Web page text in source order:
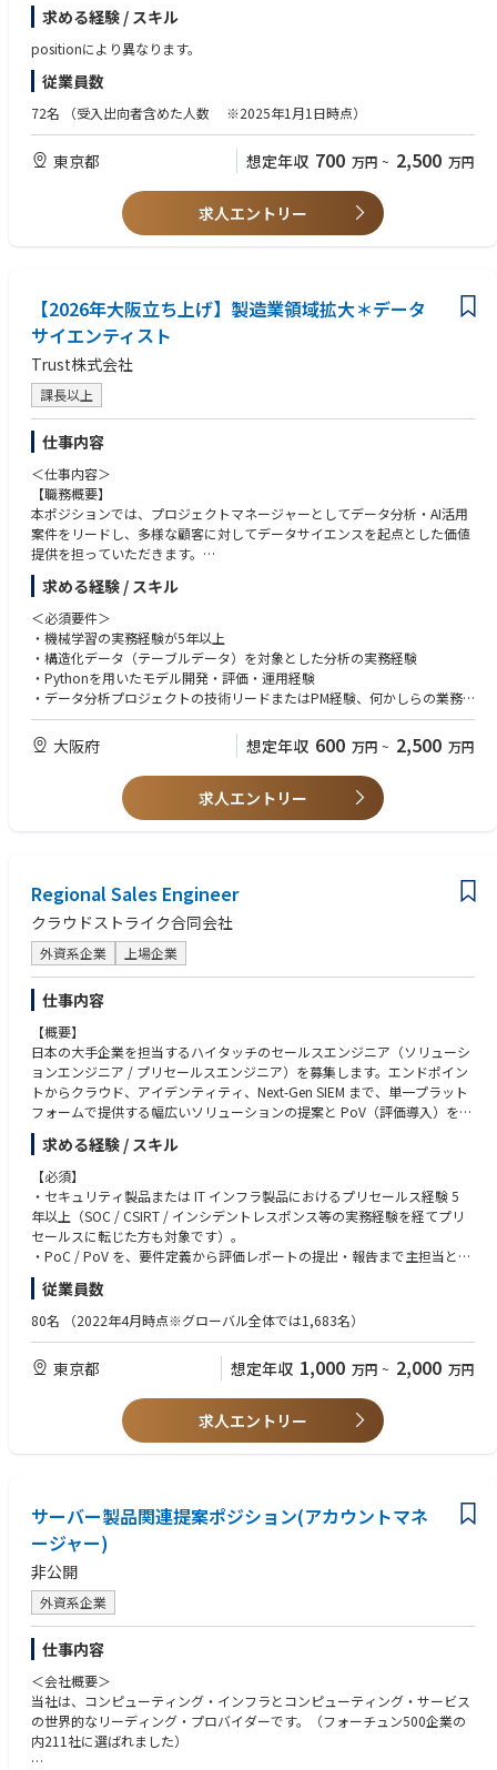
生成AIコンサル（スタッフ） https://hrmos.co/pages/gen-ax/jobs/002-
011
■募集背景
現在コンサル組織5名
取引先の大手クライアント30社超え、外部委託サービスを利用しながら進
めているので、一緒にクライアントの課題解決をしていただける方を採用
元外資大手戦略コンサル：ＡＩの専門性を身に着けたい、組織立ち上げを
元BIG4シニアマネージャー：AIをやりたい、デロイトで新しいテクノロジ
ー領域メタバースもやっていた、
元大手外資総合系コンサルファーム若手：コンサルのPOCどまりが多く、
最後までプロダクトを提供していきたい
インタビュー記事：https://note.com/gen_ax/n/nd30155c9a953
【ABOUT US】https://www.gen-ax.co.jp/aboutus/
自立に自律を融合し、次の“流れ”を生成する ー
Gen-AX（ジェナックス）は、コンタクトセンターの複雑な実務と課題を深
く理解し、自律型AIオペレーターを起点に顧客の課題を解決する変革者集
団です。
単なるSaaS提供ベンダーとしてではなく各領域において、実装で価値を出
し切るプロフェッショナルが、AI時代に適合したBPR戦略やロードマップ
の策定、データモデルの設計までを一気通貫で支援します。
さらにソフトバンクのグループの事業フィールドと技術アセットも活用
し、理論ではなく「現場で価値を生み出すAI」を広く社会へ展開すること
で、すべてのカスタマーサービスのあり方を”革新”します。
■Gen-AX株式会社 カンパニーデック
https://speakerdeck.com/genax/gen-ax-gen-axzhu-shi-hui-she-kanpanid
etuku
■自律思考型AIで業務改革を支援する「Gen-AX」とは。砂金CEOインタビ
https://www.softbank.jp/sbnews/entry/20250122_01
■自律思考型 AIエージェントを目指した戦略立案から コンサルティングま
でワンストップで提供
Gen-AX株式会社では、自社データを活用して賢く育てていく、照会応答を
支援するプロダクトである『X-Boost（クロスブースト）』の提供に加
え、自律思考型AIの音声応対ソリューション『X-Ghost（クロスゴース
ト）』の正式提供を開始しました。（2025年11月）
自律思考型 企業向けAIエージェントのサービス開発／提供とともに、業務
に組み込んでいく際に必要となるAI時代に適した「業務刷新の戦略／ロー
ドマップの策定、生成AI ReadyなKPIの設計・データモデルの設計、組織
設計」のコンサルティングサービスを一気通貫で提供いたします。
■ナレッジ伴走型AIオペレーター 『X-Boost（クロスブースト）』
金融、小売り／サービス、製造業を中心としたコンタクトセンターなどの
とした、生成AI SaaSプラットフォームです。
X-Boost プロダクトページ
https://x-boost.gen-ax.co.jp/
■自律型AIオペレーター『X-Ghost（クロスゴースト）』
自律型AIオペレーター『X-Ghost（クロスゴースト）』の正式提供を開始
しました。（2025年11月）コンタクトセンターにおけるさまざまな問い
合わせに対し、AIオペレーターとして自律思考型で、人間らしい自然な会
話で音声対話を行い、人間のオペレーターと共に企業の価値貢献を担うこ
とを目指します。
X-Ghost プレスリリース
https://www.gen-ax.co.jp/news/press/20251110-01/
■Value
Authentic：本質の追求をあきらめない
Proactive：全員が前のめりに共創する
Asobi：余白に目を向けて遊び心を持ち続ける
“Mission・Value”に込められた想い：砂金CEOインタビュー
https://note.com/gen_ax/n/n02385df11d33
求める経験 / スキル
positionにより異なります。
従業員数
72名 （受入出向者含めた人数 ※2025年1月1日時点）
東京都 想定年収 700 万円 ~ 2,500 万円
求人エントリー
【2026年大阪立ち上げ】製造業領域拡大＊データ
サイエンティスト
Trust株式会社
課長以上
仕事内容
＜仕事内容＞
【職務概要】
本ポジションでは、プロジェクトマネージャーとしてデータ分析・AI活用
案件をリードし、多様な顧客に対してデータサイエンスを起点とした価値
提供を担っていただきます。
ジュニア〜ミドルクラスのデータサイエンティストとチームを組みなが
ら、分析戦略の設計・提案から、モデル構築、実装、運用設計（MLOps）
までを一貫して主導。さらに、実務を通じて得た知見や技術資産を基に、
同社独自の技術パッケージや自社プロダクトの創出にも関わっていただき
ます。
幅広い業種・領域に触れながら、分析×ビジネスを結ぶ上流工程から現場
実装までを横断的に担えるポジションです。
【プロジェクト体制】
2名～6名程度でチーミング
【具体的な業務内容】
・データ分析・AIプロジェクトにおける技術リードおよびプロジェクトマ
・Pythonを用いたデータ処理、特徴量エンジニアリング、評価設計の高度
化・標準化
・本番運用を見据えたMLOps設計、モデルの継続的改善と運用支援
・AIコンサルタントや顧客と連携した、分析方針の策定・技術提案・要件
定義
・ジュニア・ミドル層のデータサイエンティストへの技術的支援・コード
レビュー・育成
・社内外で再利用可能な分析パターン・技術資産・プロダクトの企画・設
計・蓄積
【プロジェクト事例】
・市場分析モデルの開発・運用支援
・AutoMLツールの評価・導入に向けた技術検証
・事務の効率化を目的とした生成AIの業務適用支援（自社プロダクトTrust
GenGAを活用）
・機械学習モデル開発に向けたデータ前処理・分析支援
・データ分析基盤構想におけるモデル実装・評価フローの設計・技術検討
・グループ横断でのデータ活用に向けたモデリング実証（PoC）支援
＜TrustのAI･データ事業＞
同社の中核事業の1つであるAI・データ事業では、実際に現場で使われビ
ジネス価値を出すための分析や開発に取り組んできた経験が豊富なメンバ
ーが、データ活用支援（分析支援、基盤構築支援、組織作り支援、育成支
援、ガバナンス構築支援など）と自社プロダクトの開発・提供を行ってお
ります。社内にはAI・データ分析組織をゼロから立ち上げてきたメンバー
デルの開発を行ってきたメンバー、多数のユーザーに利用されている有名
アプリケーションの中核機能の実装を担ってきたメンバーなどが多く在籍
＜魅力ポイント＞
◤プロジェクトの魅力◢
・ビジネスインパクトの大きい分析案件に携われる
・プロフィットセンターとしてのデータ分析部門で、事業価値に直結する
成果を出せる
・強いコネクションと高難度な課題解決に取り組める
◤組織とカルチャー◢
・CTO自らが事業部長を兼任し、役職を超えたフラットなコミュニケーシ
ョンが特徴
・全社定例・部門横断の情報共有や交流会によりオープンな連携環境
求める経験 / スキル
＜必須要件＞
・機械学習の実務経験が5年以上
・構造化データ（テーブルデータ）を対象とした分析の実務経験
・Pythonを用いたモデル開発・評価・運用経験
・データ分析プロジェクトの技術リードまたはPM経験、何かしらの業務
を推進したご経験。
・日本語による高度な業務遂行能力（日本語能力試験N1相当）
・PythonやRを用いた一連のデータサイエンス業務の高度な実践経験
・Snowflake、Databricks、BigQueryなどのモダンなデータ基盤の利用経
・応用数学・情報科学・計量経済学などの修士課程修了
・技術文書の読解・基本的なビジネス英語でのコミュニケーション力
＜求める人物像＞
・分析やモデル開発を通じて、事業や現場に直接的なインパクトを生み出
したい方
・課題設定からモデル設計、実装・運用までを自走して完遂できる推進力
のある方
・チームメンバーと積極的に協働しながら、技術的なリーダーシップを発
揮できる方
・実務から得た知見を体系化し、再現性のある仕組みやプロダクトとして
残していける方
大阪府 想定年収 600 万円 ~ 2,500 万円
求人エントリー
Regional Sales Engineer
クラウドストライク合同会社
外資系企業 上場企業
仕事内容
【概要】
日本の大手企業を担当するハイタッチのセールスエンジニア（ソリューシ
ョンエンジニア / プリセールスエンジニア）を募集します。エンドポイン
トからクラウド、アイデンティティ、Next-Gen SIEM まで、単一プラット
フォームで提供する幅広いソリューションの提案と PoV（評価導入）を通
じて、担当するエンタープライズ顧客を技術的にリードする役割です。
【詳細】
・担当するエンタープライズ顧客に対し、ハイタッチで技術面のリードと
して、提案およびアーキテクチャ設計の支援を担当します（情報システム
部門、SOC、CISO クラスが対話相手となります）。
・PoV（Proof of Value：評価導入）の要件定義・設計・実施と、評価結
・営業担当とペアで案件を推進し、四半期の売上目標達成に貢献します。
・競合製品との技術比較および差分を整理し、顧客、パートナーへ展開し
ます。
・本社プロダクトマネジメント / エンジニアリングへ技術フィードバック
を行い、日本市場固有の機能要望をインプットします。
CrowdStrike ソリューションの認知拡大に貢献します（適性・ご希望に応
【ポジションの特徴】
・エンタープライズ顧客に深く関与する、ハイタッチ SE のロールです。
多数の案件を回すのではなく、担当する大手顧客に対して、技術要件のヒ
アリングから PoV の設計・実施、アセスメントレポートの提示、導入後
の技術的な関係構築まで一貫して担当します。情報システム部門・SOC・
CISO と継続的な関係を築き、顧客側から技術面のカウンターパートとし
て認識される立場です。
・最先端の製品群を横断して担当できます。
エンドポイント（EDR / XDR）、クラウドセキュリティ（CNAPP）、アイ
デンティティ保護（ITDR）、Next-Gen SIEM、脅威インテリジェンス、エ
クスポージャー管理、そして AI セキュリティ。これらを単一エージェン
ト・単一コンソールで提供しており、担当 SE はその全体を扱います。プ
ラットフォームの拡張ペースが速く、新しい領域が継続的に加わるため、
求める経験 / スキル
【必須】
・セキュリティ製品または IT インフラ製品におけるプリセールス経験 5
年以上（SOC / CSIRT / インシデントレスポンス等の実務経験を経てプリ
セールスに転じた方も対象です）。
・PoC / PoV を、要件定義から評価レポートの提出・報告まで主担当とし
て完遂した経験。
・EDR、アイデンティティセキュリティ、クラウドセキュリティ、SIEM、
AI セキュリティなど、CrowdStrike のソリューション領域について複数の
識。
・情報システム部門長または CISO クラスに対する提案あるいは報告の経
・英語の読み書き（技術文書の読解、本社エンジニアとのメールおよびチ
ャットでのコミュニケーション）。
【歓迎】
・ビジネスレベルの英会話。
・マルウェア解析、フォレンジック、脅威インテリジェンスの実務経験。
・SOC 運用、SOAR・自動化の設計または導入経験。
・PowerShell / Python / Bash などによるスクリプティング。
・AWS / Azure / GCP、Kubernetes、コンテナ環境の知識。
・CISSP、OSCP、GIAC、CEH などの資格。
・業務における AI / LLM の活用経験、または AI に関連するソリューション
の提案経験。
従業員数
80名 （2022年4月時点※グローバル全体では1,683名）
東京都 想定年収 1,000 万円 ~ 2,000 万円
求人エントリー
サーバー製品関連提案ポジション(アカウントマネ
ージャー)
非公開
外資系企業
仕事内容
＜会社概要＞
当社は、コンピューティング・インフラとコンピューティング・サービス
の世界的なリーディング・プロバイダーです。（フォーチュン500企業の
内211社に選ばれました）